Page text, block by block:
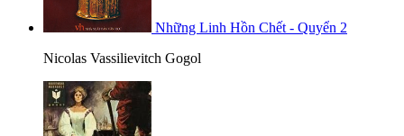
Những Linh Hồn Chết - Quyển 2
Nicolas Vassilievitch Gogol